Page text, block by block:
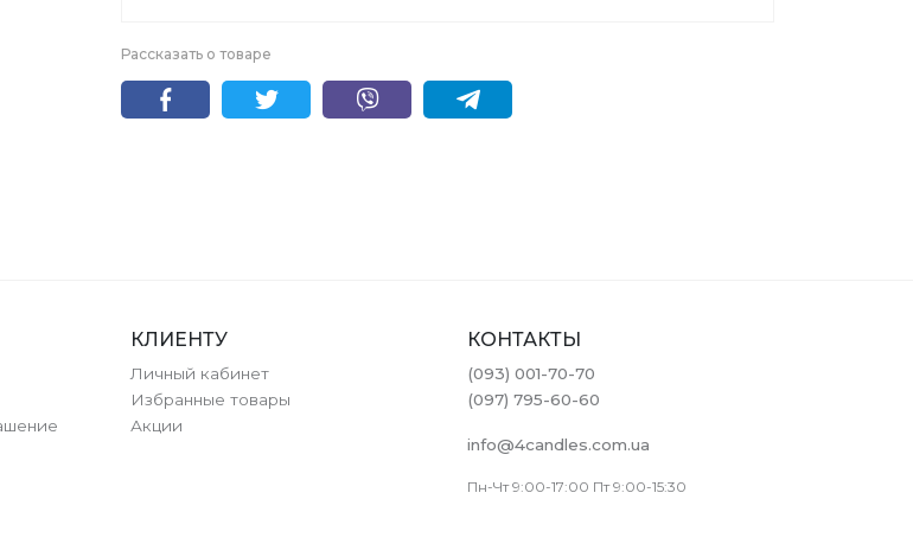
Рассказать о товаре
КЛИЕНТУ
Личный кабинет
Избранные товары
Акции
КОНТАКТЫ
(093) 001-70-70
(097) 795-60-60
info@4candles.com.ua
Пн-Чт 9:00-17:00 Пт 9:00-15:30